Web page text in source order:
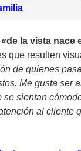
la vista nace
que resulten
de quienes
Me gusta ser
se sientan
al cliente